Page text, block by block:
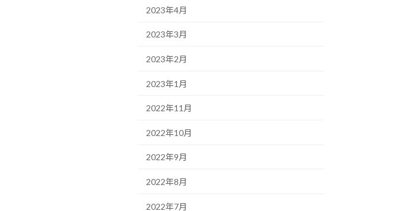
2023年4月
2023年3月
2023年2月
2023年1月
2022年11月
2022年10月
2022年9月
2022年8月
2022年7月